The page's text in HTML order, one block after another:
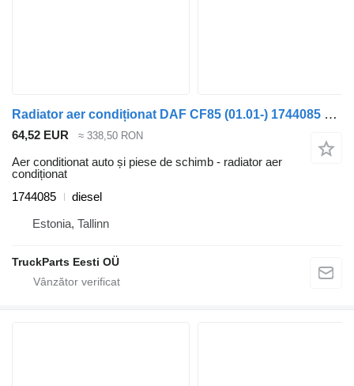
Radiator aer condiționat DAF CF85 (01.01-) 1744085 pentru cap tractor DAF LF45, LF55, LF180, CF65, CF75, CF85 (2001-)
64,52 EUR ≈ 338,50 RON
Aer conditionat auto și piese de schimb - radiator aer
condiționat
1744085
diesel
Estonia, Tallinn
TruckParts Eesti OÜ